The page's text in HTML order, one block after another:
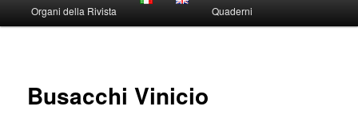
Organi della Rivista Quaderni
Busacchi Vinicio